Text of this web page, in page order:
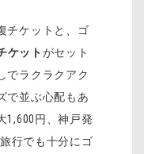
チケットと、ゴ
ケットがセット
でラクラクアク
で並ぶ心配もあ
1,600円、神戸発
行でも十分にゴ